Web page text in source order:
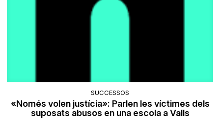
SUCCESSOS
«Només volen justícia»: Parlen les víctimes dels
suposats abusos en una escola a Valls